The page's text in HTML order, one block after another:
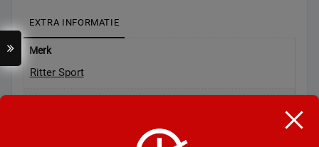
EXTRA INFORMATIE
Merk
Ritter Sport